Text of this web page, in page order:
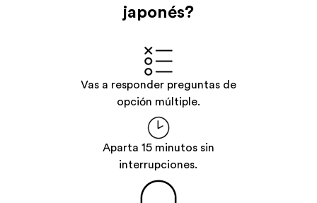
japonés?
Vas a responder preguntas de
opción múltiple.
Aparta 15 minutos sin
interrupciones.